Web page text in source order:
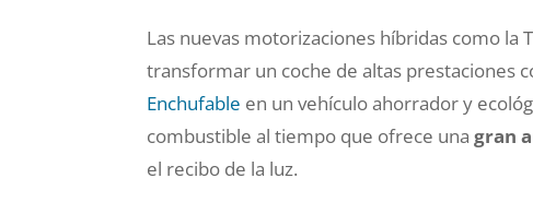
Las nuevas motorizaciones híbridas como la
transformar un coche de altas prestaciones
Enchufable en un vehículo ahorrador y
combustible al tiempo que ofrece unagran
el recibo de la luz.